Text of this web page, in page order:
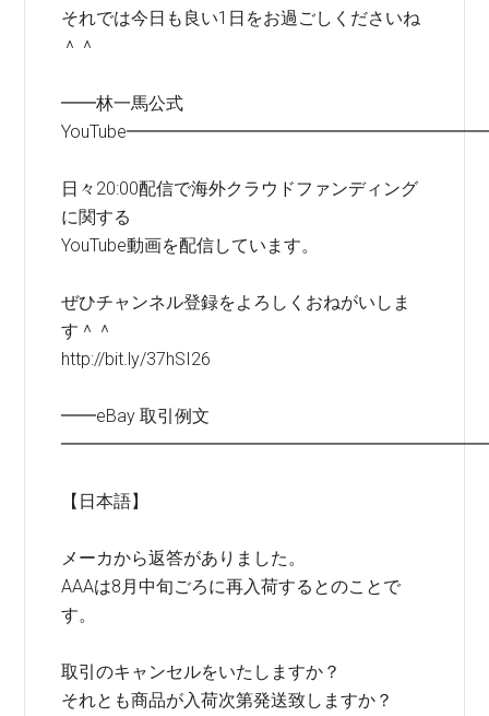
それでは今日も良い1日をお過ごしくださいね
＾＾
━━林一馬公式
日々20:00配信で海外クラウドファンディング
に関する
YouTube動画を配信しています。
ぜひチャンネル登録をよろしくおねがいしま
す＾＾
http://bit.ly/37hSI26
━━eBay 取引例文
【日本語】
メーカから返答がありました。
AAAは8月中旬ごろに再入荷するとのことで
す。
取引のキャンセルをいたしますか？
それとも商品が入荷次第発送致しますか？